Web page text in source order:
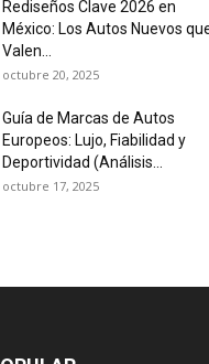
Rediseños Clave 2026 en
México: Los Autos Nuevos
Valen...
octubre 20, 2025
Guía de Marcas de Autos
Europeos: Lujo, Fiabilidad y
Deportividad (Análisis...
octubre 17, 2025